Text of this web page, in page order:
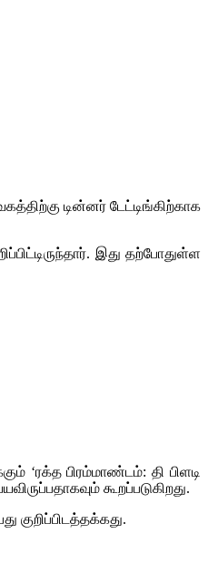
டின்னர் டேட்டிங்கிற்காக
இது தற்போதுள்ள
‘ரக்த பிரம்மாண்டம்: தி பிளடி
கூறப்படுகிறது.